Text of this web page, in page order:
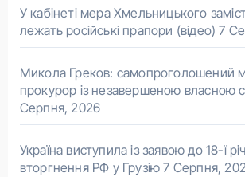
У кабінеті мера Хмельницького
лежать російські прапори (відео) 7
Микола Греков: самопроголошений
прокурор із незавершеною власною
Серпня, 2026
Україна виступила із заявою до 18-ї
вторгнення РФ у Грузію 7 Серпня,